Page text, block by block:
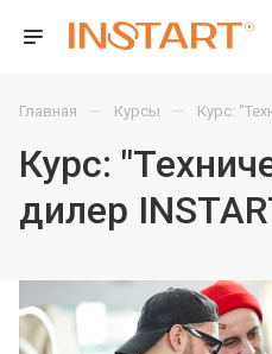
Главная — Курсы — Курс:
Курс:
дилер